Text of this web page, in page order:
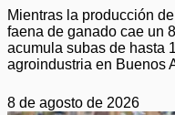
Mientras la producción
faena de ganado cae un
acumula subas de hasta
agroindustria en Buenos
8 de agosto de 2026